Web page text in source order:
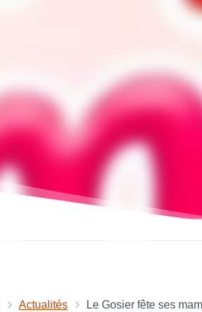
Actualités Le Gosier fête ses